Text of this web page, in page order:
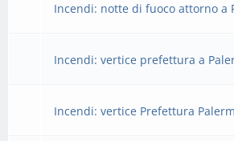
Incendi: notte di fuoco attorno a
Incendi: vertice prefettura a
Incendi: vertice Prefettura